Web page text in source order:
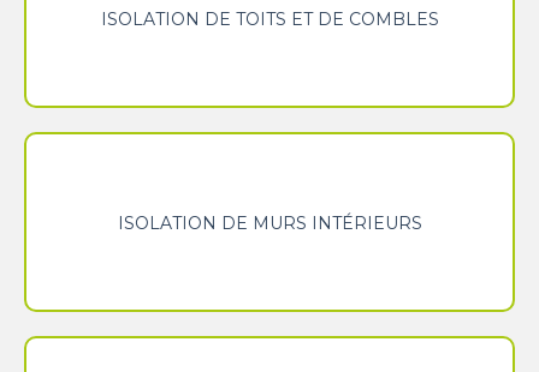
Isolation de toits et de combles
Isolation de murs intérieurs